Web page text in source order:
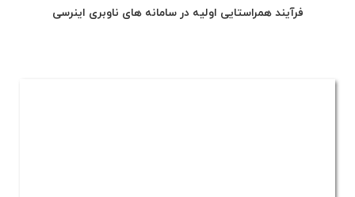
فرآیند همراستایی اولیه در سامانه های ناوبری اینرسی